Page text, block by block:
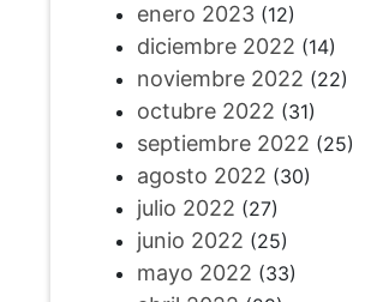
enero 2023(12)
diciembre 2022 (14)
noviembre 2022 (22)
octubre 2022 (31)
septiembre 2022 (25)
agosto 2022 (30)
julio 2022 (27)
junio 2022 (25)
mayo 2022 (33)